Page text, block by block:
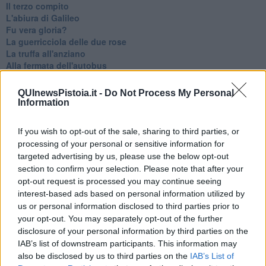
QUInewsPistoia.it - Do Not Process My Personal
Information
If you wish to opt-out of the sale, sharing to third parties, or
processing of your personal or sensitive information for
targeted advertising by us, please use the below opt-out
section to confirm your selection. Please note that after your
opt-out request is processed you may continue seeing
interest-based ads based on personal information utilized by
us or personal information disclosed to third parties prior to
your opt-out. You may separately opt-out of the further
disclosure of your personal information by third parties on the
IAB’s list of downstream participants. This information may
also be disclosed by us to third parties on the IAB’s List of
Il terzo compito
L'abiura di Galileo
Fu vera gloria?
La guerricciola delle due rose
La truffa all'anziano
Alla fermata dell'autobus
Diseducazione televisiva e inerzia della politica
Foto storica
Teste calde
Non avere e non essere
Armiamoci e... avviatevi
Da Capodanno a Carnevale
Schizzi di fango
Sor-riso amaro
Fine anno al ristorante
La festa di Capodanno
Natale 2024
Re e regnanti
A noi interessa il dito non la luna